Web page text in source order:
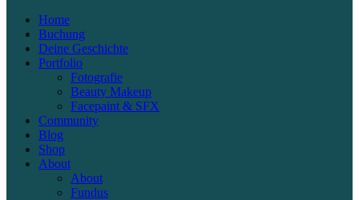
Home
Buchung
Deine Geschichte
Portfolio
Fotografie
Beauty Makeup
Facepaint & SFX
Community
Blog
Shop
About
About
Fundus